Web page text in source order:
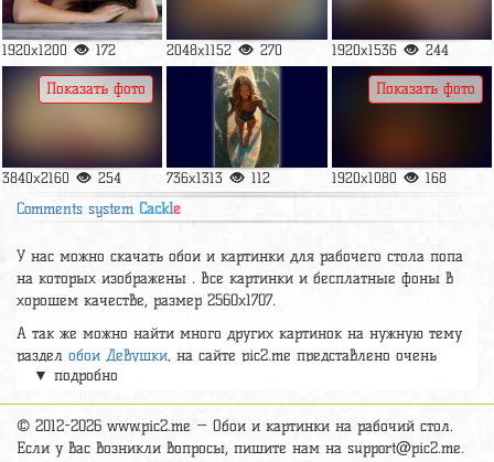
1920x1200 172 2048x1152 270 1920x1536 244
3840x2160 254
Показать фото
736x1313 112 1920x1080 168
Показать фото
Comments system Cackle
У нас можно скачать обои и картинки для рабочего стола попа
на которых изображены . Все картинки и бесплатные фоны в
хорошем качестве, размер 2560x1707.
А так же можно найти много других картинок на нужную тему
раздел обои Девушки, на сайте pic2.me представлено очень
большое количество красивых широкоформатных картинок, фото
и обоев хорошего hd качества бесплатно и на телефон.
▼ подробно
© 2012-2026 www.pic2.me — Обои и картинки на рабочий стол.
Если у вас возникли вопросы, пишите нам на support@pic2.me.